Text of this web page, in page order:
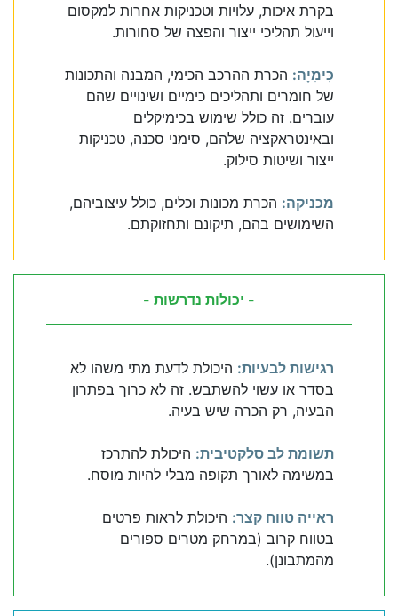
בקרת איכות, עלויות וטכניקות אחרות למקסום
וייעול תהליכי ייצור והפצה של סחורות.
כִּימִיָה: הכרת ההרכב הכימי, המבנה והתכונות
של חומרים ותהליכים כימיים ושינויים שהם
עוברים. זה כולל שימוש בכימיקלים
ובאינטראקציה שלהם, סימני סכנה, טכניקות
ייצור ושיטות סילוק.
מכניקה: הכרת מכונות וכלים, כולל עיצוביהם,
השימושים בהם, תיקונם ותחזוקתם.
- יכולות נדרשות -
רגישות לבעיות: היכולת לדעת מתי משהו לא
בסדר או עשוי להשתבש. זה לא כרוך בפתרון
הבעיה, רק הכרה שיש בעיה.
תשומת לב סלקטיבית: היכולת להתרכז
במשימה לאורך תקופה מבלי להיות מוסח.
ראייה טווח קצר: היכולת לראות פרטים
בטווח קרוב (במרחק מטרים ספורים
מהמתבונן).